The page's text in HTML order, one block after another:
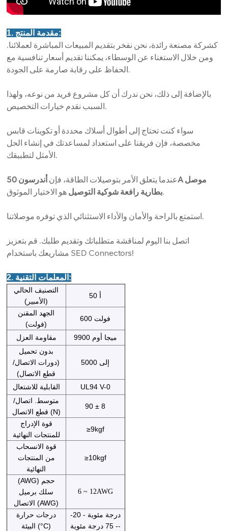
1. مقدمة المنتج:
كشركة مصنعة رائدة، نحن نفخر بتقديم المبيعات المباشرة لعملائنا.
ومن خلال الاستغناء عن الوسطاء، يمكننا تقديم أسعار تنافسية مع
الحفاظ على رقابة صارمة على الجودة.
بالإضافة إلى ذلك، نحن ندرك أن كل مشروع فريد من نوعه، ولهذا
السبب نقدم خيارات التخصيص.
سواء كنت تحتاج إلى أطوال أسلاك محددة أو تكوينات قابس
مخصصة، فإن فريقنا على استعداد لمساعدتك في إنشاء الحل
الأمثل لتطبيقك.
عندما يتعلق الأمر بتوصيلات الطاقة، فإن
أندرسون 50A موصل
بطارية رافعة شوكية التوصيلهو الاختيار الموثوق.
استمتع بالراحة والأمان والأداء الاستثنائي الذي توفره موصلاتنا.
اتصل بنا اليوم لمناقشة متطلباتك وتقديم طلبك. قم بتعزيز
مشاريعك باستخدام SED Connectors!
2. المعلمات التقنية:
التصنيف الحالي
(الأمبير)
50 أ
الجهد المقنن
(فولت)
600 فولت
مقاومة العزل
9900 ميجا أوم
بدون تحميل
(دورات الاتصال/
قطع الاتصال)
إلى 5000
القابلية للاشتعال
UL94 V-0
متوسط. اتصال/
قطع الاتصال (N)
90 ± 8
قوة الإدراج
للمنتجات النهائية
≥9kgf
قوة الانسحاب
من المنتجات
النهائية
≥10kgf
(AWG) حجم
سلك برميل
الاتصال (AWG)
6 ~ 12AWG
درجات حرارة
البيئة (°C)
-20 درجة مئوية -
-- 75 درجة مئوية